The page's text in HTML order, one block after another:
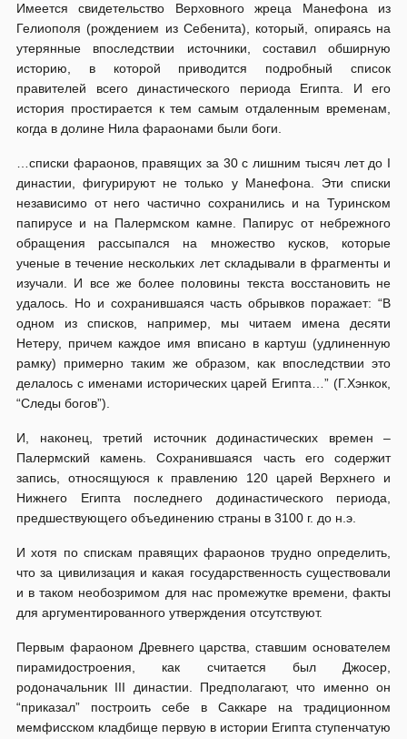
Имеется свидетельство Верховного жреца Манефона из
Гелиополя (рождением из Себенита), который, опираясь на
утерянные впоследствии источники, составил обширную
историю, в которой приводится подробный список
правителей всего династического периода Египта. И его
история простирается к тем самым отдаленным временам,
когда в долине Нила фараонами были боги.
…списки фараонов, правящих за 30 с лишним тысяч лет до I
династии, фигурируют не только у Манефона. Эти списки
независимо от него частично сохранились и на Туринском
папирусе и на Палермском камне. Папирус от небрежного
обращения рассыпался на множество кусков, которые
ученые в течение нескольких лет складывали в фрагменты и
изучали. И все же более половины текста восстановить не
удалось. Но и сохранившаяся часть обрывков поражает: “В
одном из списков, например, мы читаем имена десяти
Нетеру, причем каждое имя вписано в картуш (удлиненную
рамку) примерно таким же образом, как впоследствии это
делалось с именами исторических царей Египта…” (Г.Хэнкок,
“Следы богов”).
И, наконец, третий источник додинастических времен –
Палермский камень. Сохранившаяся часть его содержит
запись, относящуюся к правлению 120 царей Верхнего и
Нижнего Египта последнего додинастического периода,
предшествующего объединению страны в 3100 г. до н.э.
И хотя по спискам правящих фараонов трудно определить,
что за цивилизация и какая государственность существовали
и в таком необозримом для нас промежутке времени, факты
для аргументированного утверждения отсутствуют.
Первым фараоном Древнего царства, ставшим основателем
пирамидостроения, как считается был Джосер,
родоначальник III династии. Предполагают, что именно он
“приказал” построить себе в Саккаре на традиционном
мемфисском кладбище первую в истории Египта ступенчатую